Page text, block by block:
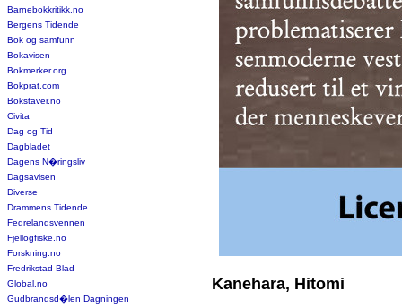
Barnebokkritikk.no
Bergens Tidende
Bok og samfunn
Bokavisen
Bokmerker.org
Bokprat.com
Bokstaver.no
Civita
Dag og Tid
Dagbladet
Dagens N�ringsliv
Dagsavisen
Diverse
Drammens Tidende
Fedrelandsvennen
Fjellogfiske.no
Forskning.no
Fredrikstad Blad
Global.no
Gudbrandsd�len Dagningen
Kanehara, Hitomi